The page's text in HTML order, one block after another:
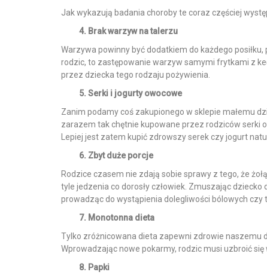
Jak wykazują badania choroby te coraz częściej
4. Brak warzyw na talerzu
Warzywa powinny być dodatkiem do każdego
rodzic, to zastępowanie warzyw samymi frytkami z
przez dziecka tego rodzaju pożywienia.
5. Serki i jogurty owocowe
Zanim podamy coś zakupionego w sklepie małemu
zarazem tak chętnie kupowane przez rodziców serki
Lepiej jest zatem kupić zdrowszy serek czy jogurt
6. Zbyt duże porcje
Rodzice czasem nie zdają sobie sprawy z tego, że
tyle jedzenia co dorosły człowiek. Zmuszając
prowadząc do wystąpienia dolegliwości bólowych czy
7. Monotonna dieta
Tylko zróżnicowana dieta zapewni zdrowie naszemu
Wprowadzając nowe pokarmy, rodzic musi uzbroić
8. Papki